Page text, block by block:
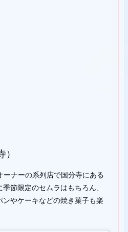
）
ーナーの系列店で国分寺にある
節限定のセムラはもちろん、
やケーキなどの焼き菓子も楽